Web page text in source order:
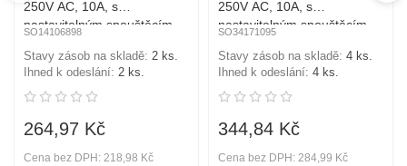
250V AC, 10A, s
nastavitelným spouštěcím
SO14106898
Stavy zásob na skladě: 2 ks.
Ihned k odeslání: 2 ks.
264,97 Kč
Cena bez DPH: 218,98 Kč
250V AC, 10A, s
nastavitelným spouštěcím
SO34171095
Stavy zásob na skladě: 4 ks.
Ihned k odeslání: 4 ks.
344,84 Kč
Cena bez DPH: 284,99 Kč